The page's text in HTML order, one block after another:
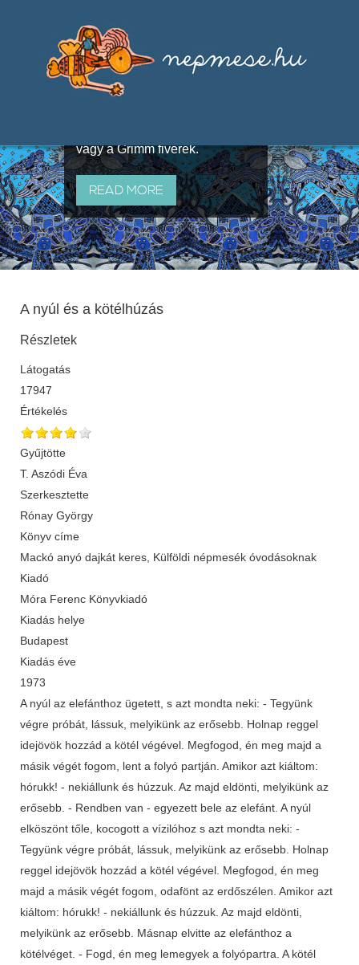
útján terjedő elbeszélésekből,
melyeket olyan ismert gyűjtők
állítottak össze, mint Benedek
vagy a Grimm fivérek.
READ MORE
A nyúl és a kötélhúzás
Részletek
Látogatás
17947
Értékelés
Gyűjtötte
T. Aszódi Éva
Szerkesztette
Rónay György
Könyv címe
Mackó anyó dajkát keres, Külföldi népmesék óvodásoknak
Kiadó
Móra Ferenc Könyvkiadó
Kiadás helye
Budapest
Kiadás éve
1973
A nyúl az elefánthoz ügetett, s azt mondta neki: - Tegyünk
végre próbát, lássuk, melyikünk az erősebb. Holnap reggel
idejövök hozzád a kötél végével. Megfogod, én meg majd a
másik végét fogom, lent a folyó partján. Amikor azt kiáltom:
hórukk! - nekiállunk és húzzuk. Az majd eldönti, melyikünk az
erősebb. - Rendben van - egyezett bele az elefánt. A nyúl
elköszönt tőle, kocogott a vízilóhoz s azt mondta neki: -
Tegyünk végre próbát, lássuk, melyikünk az erősebb. Holnap
reggel idejövök hozzád a kötél végével. Megfogod, én meg
majd a másik végét fogom, odafönt az erdőszélen. Amikor azt
kiáltom: hórukk! - nekiállunk és húzzuk. Az majd eldönti,
melyikünk az erősebb. Másnap elvitte az elefánthoz a
kötélvéget. - Fogd, én meg lemegyek a folyópartra. A kötél